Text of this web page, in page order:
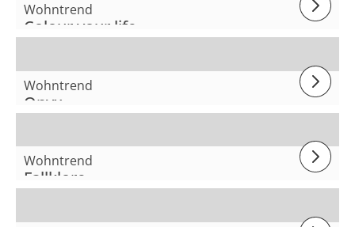
Wohntrend
Colour your life
Wohntrend
Onyx
Wohntrend
Fallklore